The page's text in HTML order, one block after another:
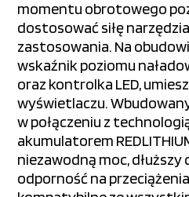
momentu obrotowego
dostosować siłę
zastosowania. Na
wskaźnik poziomu
oraz kontrolka LED,
wyświetlaczu.
w połączeniu z
akumulatorem
niezawodną moc, dłuższy
odporność na